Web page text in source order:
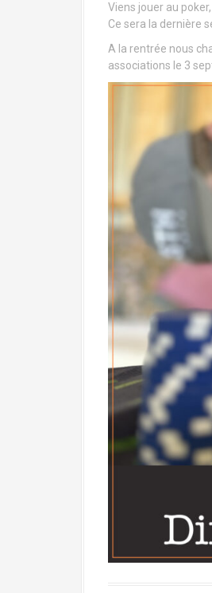
Viens jouer au
Ce sera la dernière
A la rentrée nous
associations le 3